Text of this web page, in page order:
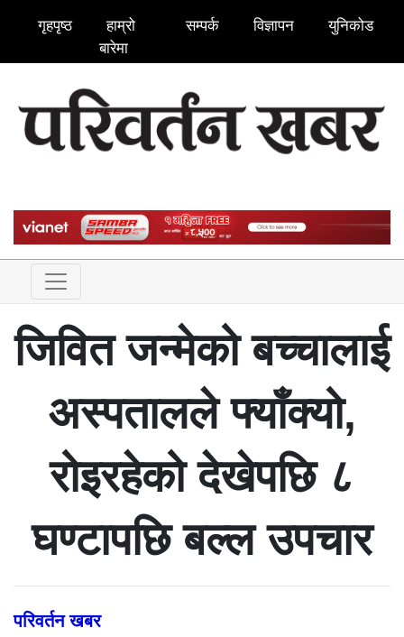
गृहपृष्ठ
हाम्रो
बारेमा
सम्पर्क विज्ञापन युनिकोड
जिवित जन्मेको बच्चालाई
अस्पतालले फ्याँक्यो,
रोइरहेको देखेपछि ८
घण्टापछि बल्ल उपचार
परिवर्तन खबर